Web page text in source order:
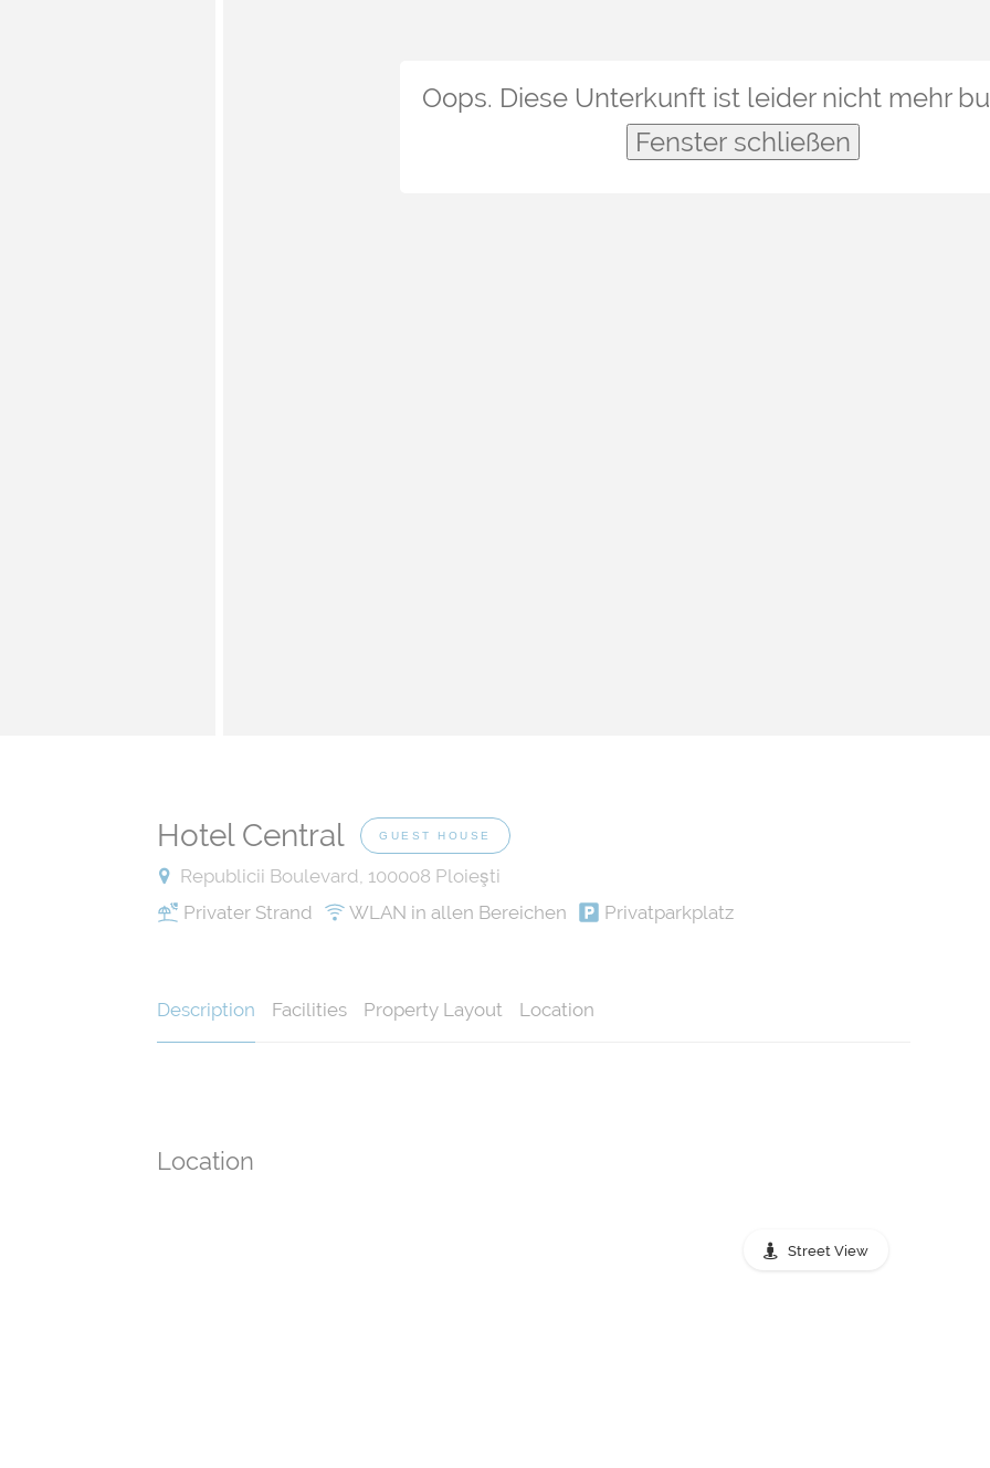
Oops. Diese Unterkunft ist leider nicht mehr
Fenster schließen
Hotel Central GUEST HOUSE
Republicii Boulevard, 100008 Ploieşti
Privater Strand
WLAN in allen Bereichen Privatparkplatz
Description Facilities Property Layout Location
Location
Street View